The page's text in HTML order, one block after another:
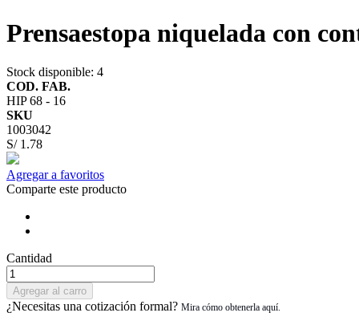
Prensaestopa niquelada con
Stock disponible: 4
COD. FAB.
HIP 68 - 16
SKU
1003042
S/ 1.78
Agregar a favoritos
Comparte este producto
Cantidad
Agregar al carro
¿Necesitas una cotización formal?